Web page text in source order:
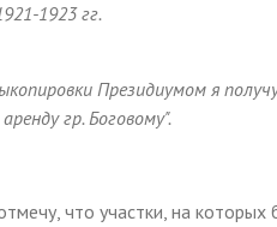
1923 гг.
Президиумом я
гр. Боговому".
что участки, на